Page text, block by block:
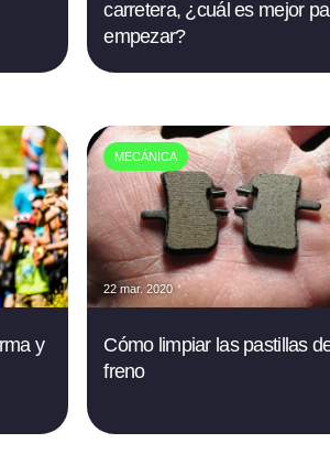
carretera, ¿cuál es mejor
empezar?
y
MECÁNICA
22 mar. 2020
Cómo limpiar las pastillas
freno